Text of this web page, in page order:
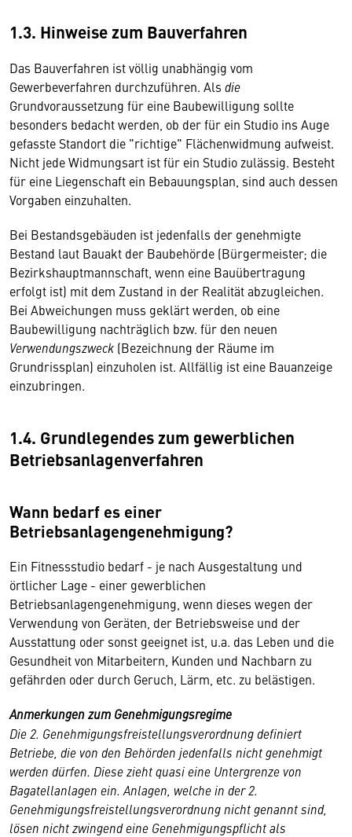
1.3. Hinweise zum Bauverfahren
Das Bauverfahren ist völlig unabhängig vom
Gewerbeverfahren durchzuführen. Als die
Grundvoraussetzung für eine Baubewilligung sollte
besonders bedacht werden, ob der für ein Studio ins Auge
gefasste Standort die "richtige" Flächenwidmung aufweist.
Nicht jede Widmungsart ist für ein Studio zulässig. Besteht
für eine Liegenschaft ein Bebauungsplan, sind auch dessen
Vorgaben einzuhalten.
Bei Bestandsgebäuden ist jedenfalls der genehmigte
Bestand laut Bauakt der Baubehörde (Bürgermeister; die
Bezirkshauptmannschaft, wenn eine Bauübertragung
erfolgt ist) mit dem Zustand in der Realität abzugleichen.
Bei Abweichungen muss geklärt werden, ob eine
Baubewilligung nachträglich bzw. für den neuen
Verwendungszweck (Bezeichnung der Räume im
Grundrissplan) einzuholen ist. Allfällig ist eine Bauanzeige
einzubringen.
1.4. Grundlegendes zum gewerblichen
Betriebsanlagenverfahren
Wann bedarf es einer
Betriebsanlagengenehmigung?
Ein Fitnessstudio bedarf - je nach Ausgestaltung und
örtlicher Lage - einer gewerblichen
Betriebsanlagengenehmigung, wenn dieses wegen der
Verwendung von Geräten, der Betriebsweise und der
Ausstattung oder sonst geeignet ist, u.a. das Leben und die
Gesundheit von Mitarbeitern, Kunden und Nachbarn zu
gefährden oder durch Geruch, Lärm, etc. zu belästigen.
Anmerkungen zum Genehmigungsregime
Die 2. Genehmigungsfreistellungsverordnung definiert
Betriebe, die von den Behörden jedenfalls nicht genehmigt
werden dürfen. Diese zieht quasi eine Untergrenze von
Bagatellanlagen ein. Anlagen, welche in der 2.
Genehmigungsfreistellungsverordnung nicht genannt sind,
lösen nicht zwingend eine Genehmigungspflicht als